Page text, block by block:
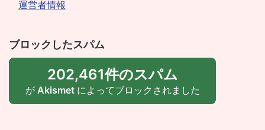
運営者情報
ブロックしたスパム
202,461件のスパム
が Akismetによってブロックされました